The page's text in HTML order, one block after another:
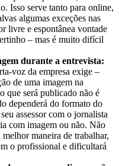
Isso serve tanto para online,
algumas exceções nas
livre e espontânea vontade
– mas é muito difícil
durante a entrevista:
voz da empresa exige –
de uma imagem na
que será publicado não é
dependerá do formato do
assessor com o jornalista
com imagem ou não. Não
maneira de trabalhar,
o profissional e dificultará